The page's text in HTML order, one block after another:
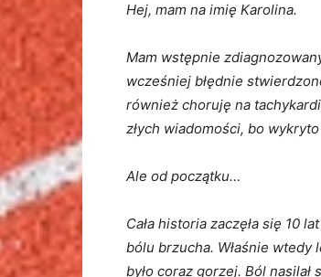
Hej, mam na imię Karolina.
Mam wstępnie
wcześniej błędnie
również choruję na
złych wiadomości, bo
Ale od początku…
Cała historia zaczęła się 10
bólu brzucha. Właśnie wtedy
było coraz gorzej. Ból